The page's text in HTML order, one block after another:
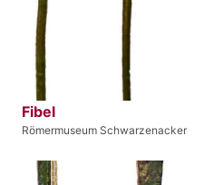
Fibel
Römermuseum Schwarzenacker